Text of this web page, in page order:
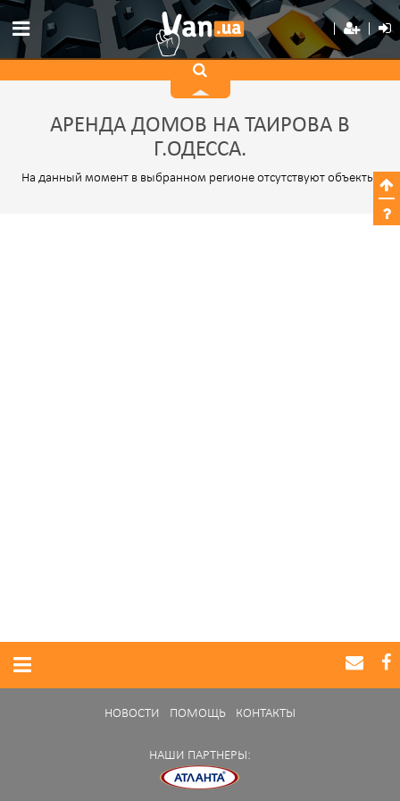
АРЕНДА ДОМОВ НА ТАИРОВА В
Г.ОДЕССА.
На данный момент в выбранном регионе отсутствуют объекты.
НОВОСТИ ПОМОЩЬ КОНТАКТЫ
НАШИ ПАРТНЕРЫ: